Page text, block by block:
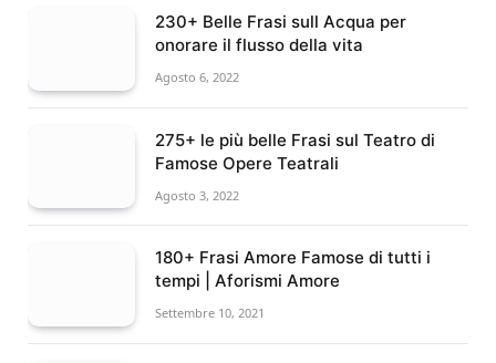
230+ Belle Frasi sull Acqua per
onorare il flusso della vita
Agosto 6, 2022
275+ le più belle Frasi sul Teatro di
Famose Opere Teatrali
Agosto 3, 2022
180+ Frasi Amore Famose di tutti i
tempi | Aforismi Amore
Settembre 10, 2021